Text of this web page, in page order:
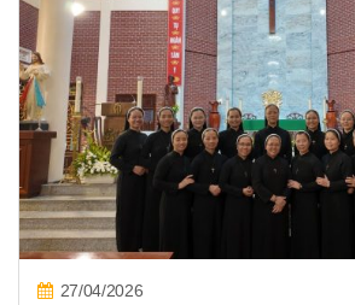
27/04/2026